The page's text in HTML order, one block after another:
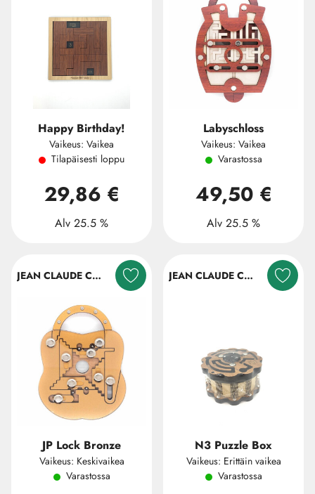
Happy Birthday!
Vaikeus: Vaikea
Tilapäisesti loppu
29,86 €
Alv 25.5 %
Labyschloss
Vaikeus: Vaikea
Varastossa
49,50 €
Alv 25.5 %
JEAN CLAUDE CONSTANTIN
JP Lock Bronze
Vaikeus: Keskivaikea
Varastossa
JEAN CLAUDE CONSTANTIN
N3 Puzzle Box
Vaikeus: Erittäin vaikea
Varastossa